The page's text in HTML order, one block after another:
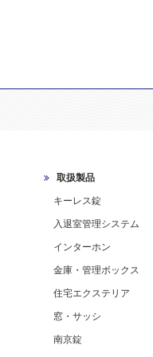
取扱製品
キーレス錠
入退室管理システム
インターホン
金庫・管理ボックス
住宅エクステリア
窓・サッシ
南京錠